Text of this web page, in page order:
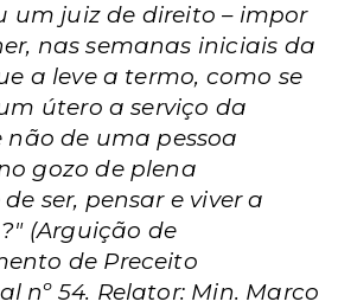
um juiz de direito – impor
nas semanas iniciais da
a leve a termo, como se
útero a serviço da
não de uma pessoa
gozo de plena
ser, pensar e viver a
(Arguição de
de Preceito
nº 54. Relator: Min. Marco